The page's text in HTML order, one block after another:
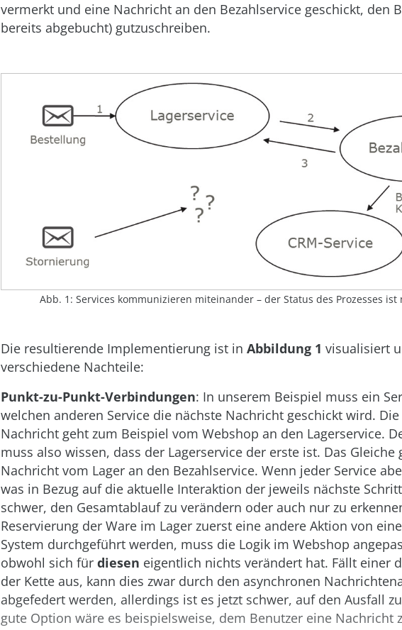
vermerkt und eine Nachricht an den Bezahlservice geschickt, den
bereits abgebucht) gutzuschreiben.
Abb. 1: Services kommunizieren miteinander – der Status des Prozesses
Die resultierende Implementierung ist in Abbildung 1 visualisiert
verschiedene Nachteile:
Punkt-zu-Punkt-Verbindungen: In unserem Beispiel muss ein
welchen anderen Service die nächste Nachricht geschickt wird.
Nachricht geht zum Beispiel vom Webshop an den Lagerservice.
muss also wissen, dass der Lagerservice der erste ist. Das
Nachricht vom Lager an den Bezahlservice. Wenn jeder Service
was in Bezug auf die aktuelle Interaktion der jeweils nächste
schwer, den Gesamtablauf zu verändern oder auch nur zu
Reservierung der Ware im Lager zuerst eine andere Aktion von
System durchgeführt werden, muss die Logik im Webshop
obwohl sich für diesen eigentlich nichts verändert hat. Fällt einer
der Kette aus, kann dies zwar durch den asynchronen
abgefedert werden, allerdings ist es jetzt schwer, auf den Ausfall
gute Option wäre es beispielsweise, dem Benutzer eine Nachricht